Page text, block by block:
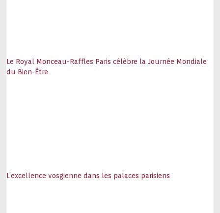
Le Royal Monceau-Raffles Paris célèbre la Journée Mondiale
du Bien-Être
L’excellence vosgienne dans les palaces parisiens